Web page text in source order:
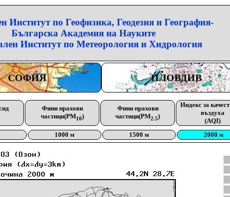
Институт по Геофизика, Геодезия и География-
Българска Академия на Науките
Институт по Метеорология и Хидрология
СОФИЯ ПЛОВДИВ
Фини прахови
частици(PM10)
Фини прахови
частици(PM2.5)
Индекс за
въздуха
(AQI)
1000 м 1500 м 2000 м